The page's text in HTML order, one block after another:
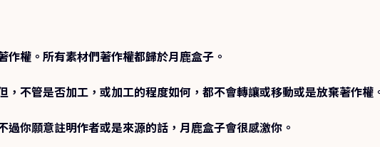
權。所有素材們著作權都歸於月鹿盒子。
不管是否加工，或加工的程度如何，都不會轉讓或移動或是放棄著作權
你願意註明作者或是來源的話，月鹿盒子會很感激你。